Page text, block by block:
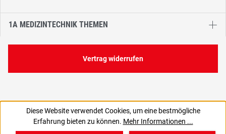
36,89 €
1A MEDIZINTECHNIK THEMEN
Vertrag widerrufen
Diese Website verwendet Cookies, um eine bestmögliche
Erfahrung bieten zu können. Mehr Informationen ...